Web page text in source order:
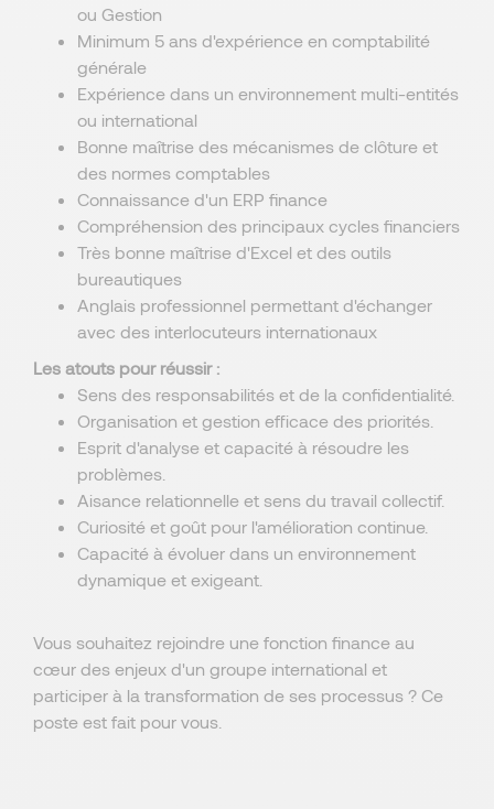
ou Gestion
Minimum 5 ans d'expérience en comptabilité
générale
Expérience dans un environnement multi-entités
ou international
Bonne maîtrise des mécanismes de clôture et
des normes comptables
Connaissance d'un ERP finance
Compréhension des principaux cycles financiers
Très bonne maîtrise d'Excel et des outils
bureautiques
Anglais professionnel permettant d'échanger
avec des interlocuteurs internationaux
Les atouts pour réussir :
Sens des responsabilités et de la confidentialité.
Organisation et gestion efficace des priorités.
Esprit d'analyse et capacité à résoudre les
problèmes.
Aisance relationnelle et sens du travail collectif.
Curiosité et goût pour l'amélioration continue.
Capacité à évoluer dans un environnement
dynamique et exigeant.
Vous souhaitez rejoindre une fonction finance au
cœur des enjeux d'un groupe international et
participer à la transformation de ses processus ? Ce
poste est fait pour vous.